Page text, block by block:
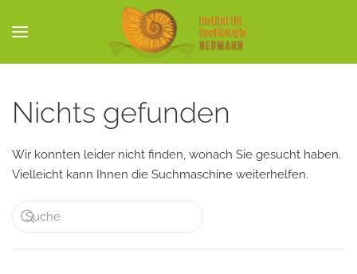
Skip to main content
Nichts gefunden
Wir konnten leider nicht finden, wonach Sie gesucht haben.
Vielleicht kann Ihnen die Suchmaschine weiterhelfen.